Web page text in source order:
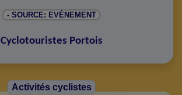
- SOURCE: EVÉNEMENT
Cyclotouristes Portois
Activités cyclistes